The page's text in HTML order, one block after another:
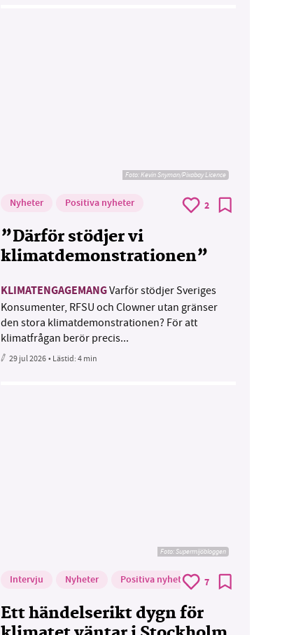
Foto:Kevin Snyman/Pixabay Licence
Nyheter Positiva nyheter 2
”Därför stödjer vi
klimatdemonstrationen”
KLIMATENGAGEMANGVarför stödjer Sveriges
Konsumenter, RFSU och Clowner utan gränser
den stora klimatdemonstrationen? För att
klimatfrågan berör precis...
29 jul 2026• Lästid:4 min
Foto: Supermijöbloggen
Intervju Nyheter Positiva nyheter 7
Ett händelserikt dygn för